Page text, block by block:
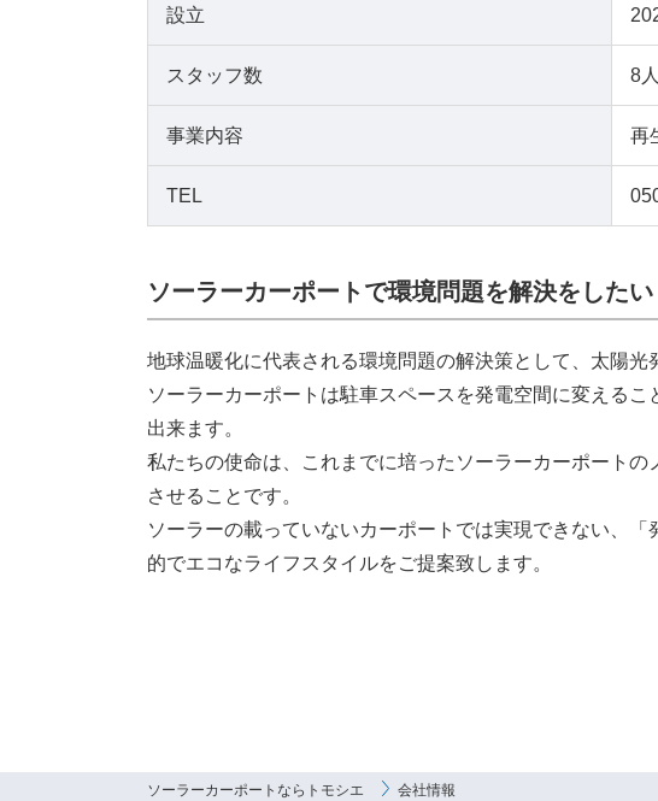
設立
スタッフ数 8人
事業内容 再
TEL
ソーラーカーポートで環境問題を解決をしたい
地球温暖化に代表される環境問題の解決策として、太陽光
ソーラーカーポートは駐車スペースを発電空間に変える
出来ます。
私たちの使命は、これまでに培ったソーラーカーポート
させることです。
ソーラーの載っていないカーポートでは実現できない、
的でエコなライフスタイルをご提案致します。
ソーラーカーポートならトモシエ 会社情報